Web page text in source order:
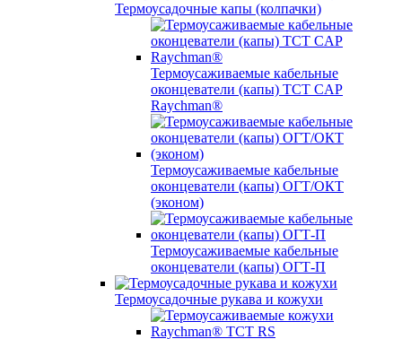
Термоусадочные капы (колпачки)
Термоусаживаемые кабельные
оконцеватели (капы) ТCT CAP
Raychman®
Термоусаживаемые кабельные
оконцеватели (капы) ОГТ/ОКТ
(эконом)
Термоусаживаемые кабельные
оконцеватели (капы) ОГТ-П
Термоусадочные рукава и кожухи